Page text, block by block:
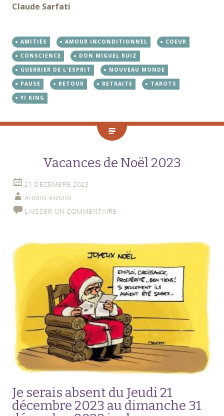
Claude Sarfati
AMITIÉS AMOUR INCONDITIONNEL
COEUR
CONSCIENCE
DON MIGUEL RUIZ
GUERRIER DE L'ESPRIT
NOUVEAU MONDE
PAUSE
RETOUR RETRAITE
TAROTS
YI KING
Vacances de Noël 2023
21 DÉCEMBRE 2023
ADMIN ADMIN
LAISSER UN COMMENTAIRE
Je serais absent du Jeudi 21
décembre 2023 au dimanche 31